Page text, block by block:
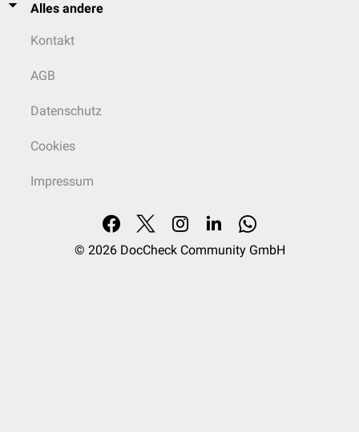
Alles andere
Kontakt
AGB
Datenschutz
Cookies
Impressum
© 2026 DocCheck Community GmbH